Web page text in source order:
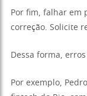
Por fim, falhar em
correção. Solicite
Dessa forma,
Por exemplo,